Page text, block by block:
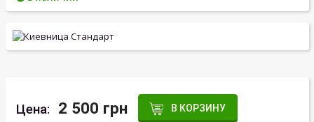
Цена: 2 500 грн В КОРЗИНУ